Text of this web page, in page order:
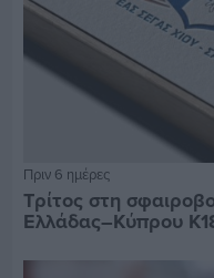
Πριν 6 ημέρες
Τρίτος στη
Ελλάδας–Κύπρου